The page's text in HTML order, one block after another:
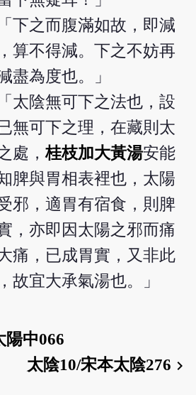
下之而腹滿如故，即減
算不得減。下之不妨再
盡為度也。」
太陰無可下之法也，設
無可下之理，在藏則太
處，桂枝加大黃湯安能
脾與胃相表裡也，太陽
邪，適胃有宿食，則脾
，亦即因太陽之邪而痛
痛，已成胃實，又非此
故宜大承氣湯也。」
陽中066
太陰10/宋本太陰276 chevron_right